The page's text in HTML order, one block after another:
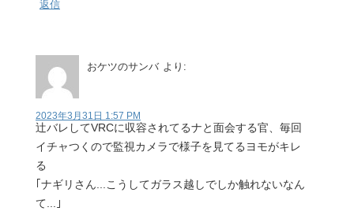
返信
おケツのサンバ より:
2023年3月31日 1:57 PM
辻バレしてVRCに収容されてるナと面会する官、毎回
イチャつくので監視カメラで様子を見てるヨモがキレ
る
｢ナギリさん...こうしてガラス越しでしか触れないなん
て...｣